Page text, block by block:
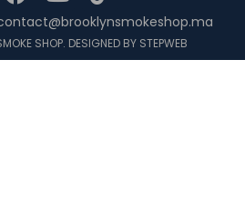
SHOP. DESIGNED BY STEPWEB